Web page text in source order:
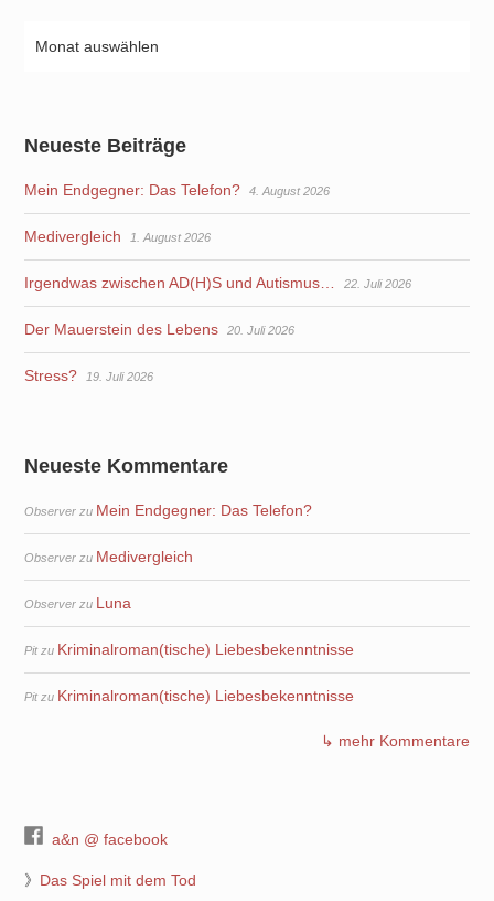
Neueste Beiträge
Mein Endgegner: Das Telefon? 4. August 2026
Medivergleich 1. August 2026
Irgendwas zwischen AD(H)S und Autismus… 22. Juli 2026
Der Mauerstein des Lebens 20. Juli 2026
Stress? 19. Juli 2026
Neueste Kommentare
Observer zu Mein Endgegner: Das Telefon?
Observer zu Medivergleich
Observer zu Luna
Pitzu Kriminalroman(tische) Liebesbekenntnisse
Pitzu Kriminalroman(tische) Liebesbekenntnisse
↳ mehr Kommentare
a&n @ facebook
》 Das Spiel mit dem Tod